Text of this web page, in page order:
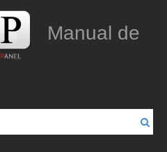
Manual de